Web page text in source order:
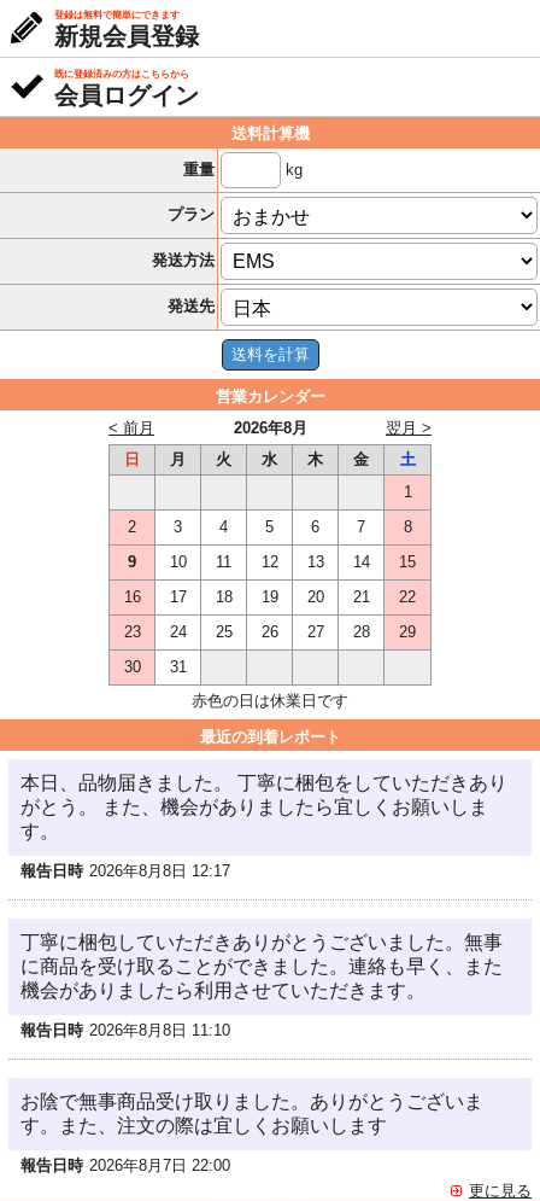
登録は無料で簡単にできます
新規会員登録
既に登録済みの方はこちらから
会員ログイン
送料計算機
重量
kg
プラン
発送方法
発送先
営業カレンダー
2026年8月
< 前月
翌月 >
日
月 火 水 木 金
土
1
2
3 4 5 6 7
8
9
10 11 12 13 14
15
16
17 18 19 20 21
22
23
24 25 26 27 28
29
30
31
赤色の日は休業日です
最近の到着レポート
本日、品物届きました。 丁寧に梱包をしていただきあり
がとう。 また、機会がありましたら宜しくお願いしま
す。
報告日時 2026年8月8日 12:17
丁寧に梱包していただきありがとうございました。無事
に商品を受け取ることができました。連絡も早く、また
機会がありましたら利用させていただきます。
報告日時 2026年8月8日 11:10
お陰で無事商品受け取りました。ありがとうございま
す。また、注文の際は宜しくお願いします
報告日時 2026年8月7日 22:00
更に見る